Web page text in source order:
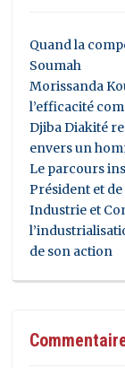
Quand la
Soumah
Morissanda
l’efficacité
Djiba Diakité
envers un
Le parcours
Président et de
Industrie et
de son action